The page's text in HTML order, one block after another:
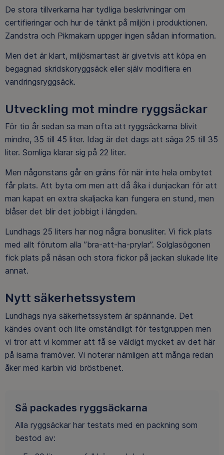
De stora tillverkarna har tydliga beskrivningar om
certifieringar och hur de tänkt på miljön i produktionen.
Zandstra och Pikmakarn uppger ingen sådan information.
Men det är klart, miljösmartast är givetvis att köpa en
begagnad skridskoryggsäck eller själv modifiera en
vandringsryggsäck.
Utveckling mot mindre ryggsäckar
För tio år sedan sa man ofta att ryggsäckarna blivit
mindre, 35 till 45 liter. Idag är det dags att säga 25 till 35
liter. Somliga klarar sig på 22 liter.
Men någonstans går en gräns för när inte hela ombytet
får plats. Att byta om men att då åka i dunjackan för att
man kapat en extra skaljacka kan fungera en stund, men
blåser det blir det jobbigt i längden.
Lundhags 25 liters har nog några bonusliter. Vi fick plats
med allt förutom alla ”bra-att-ha-prylar”. Solglasögonen
fick plats på näsan och stora fickor på jackan slukade lite
annat.
Nytt säkerhetssystem
Lundhags nya säkerhetssystem är spännande. Det
kändes ovant och lite omständligt för testgruppen men
vi tror att vi kommer att få se väldigt mycket av det här
på isarna framöver. Vi noterar nämligen att många redan
åker med karbin vid bröstbenet.
Så packades ryggsäckarna
Alla ryggsäckar har testats med en packning som
bestod av: